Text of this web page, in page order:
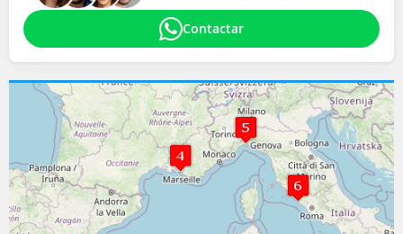
Contactar